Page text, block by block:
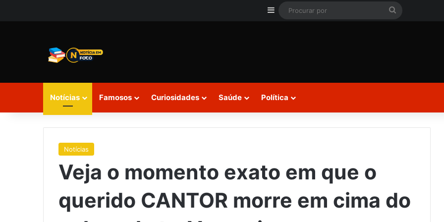
Barra Lateral
Notícias Famosos Curiosidades Saúde Política
Notícias
Veja o momento exato em que o
querido CANTOR morre em cima do